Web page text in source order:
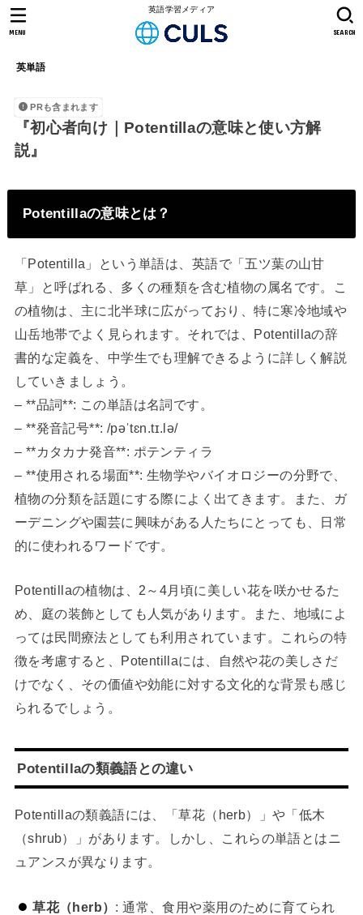
英語学習メディア
英単語
SEARCH
MENU
PRも含まれます
『初心者向け｜Potentillaの意味と使い方解
説』
Potentillaの意味とは？
「Potentilla」という単語は、英語で「五ツ葉の山甘
草」と呼ばれる、多くの種類を含む植物の属名です。こ
の植物は、主に北半球に広がっており、特に寒冷地域や
山岳地帯でよく見られます。それでは、Potentillaの辞
書的な定義を、中学生でも理解できるように詳しく解説
していきましょう。
– **品詞**: この単語は名詞です。
– **発音記号**: /pəˈtɛn.tɪ.lə/
– **カタカナ発音**: ポテンティラ
– **使用される場面**: 生物学やバイオロジーの分野で、
植物の分類を話題にする際によく出てきます。また、ガ
ーデニングや園芸に興味がある人たちにとっても、日常
的に使われるワードです。
Potentillaの植物は、2～4月頃に美しい花を咲かせるた
め、庭の装飾としても人気があります。また、地域によ
っては民間療法としても利用されています。これらの特
徴を考慮すると、Potentillaには、自然や花の美しさだ
けでなく、その価値や効能に対する文化的な背景も感じ
られるでしょう。
Potentillaの類義語との違い
Potentillaの類義語には、「草花（herb）」や「低木
（shrub）」があります。しかし、これらの単語とはニ
ュアンスが異なります。
草花（herb） : 通常、食用や薬用のために育てられ